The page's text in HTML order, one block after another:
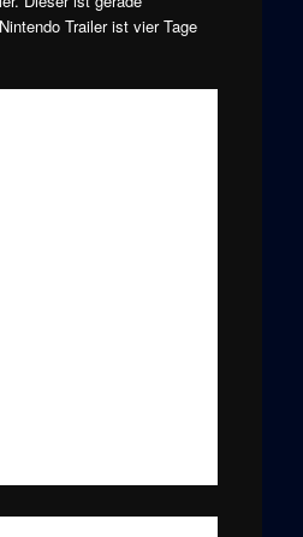
Trailer ist vier Tage